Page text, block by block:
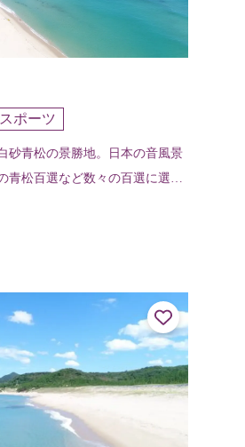
ポーツ
砂青松の景勝地。日本の音風景
青松百選など数々の百選に選ば